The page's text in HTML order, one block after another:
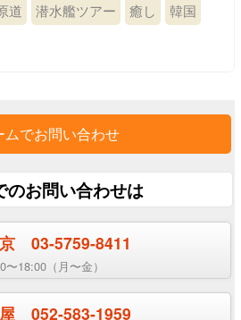
道 潜水艦ツアー 癒し
韓国
ムでお問い合わせ
のお問い合わせは
03-5759-8411
〜18:00（月〜金）
052-583-1959